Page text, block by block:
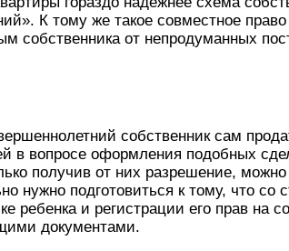
К тому же такое совместное право
собственника от непродуманных
собственник сам
в вопросе оформления подобных
получив от них разрешение, можно
нужно подготовиться к тому, что со
ребенка и регистрации его прав на
документами.